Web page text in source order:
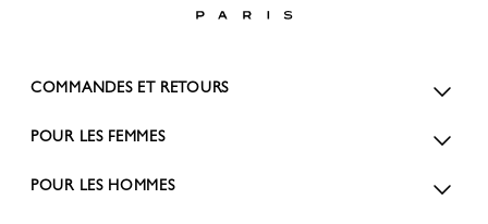
COMMANDES ET RETOURS
POUR LES FEMMES
POUR LES HOMMES